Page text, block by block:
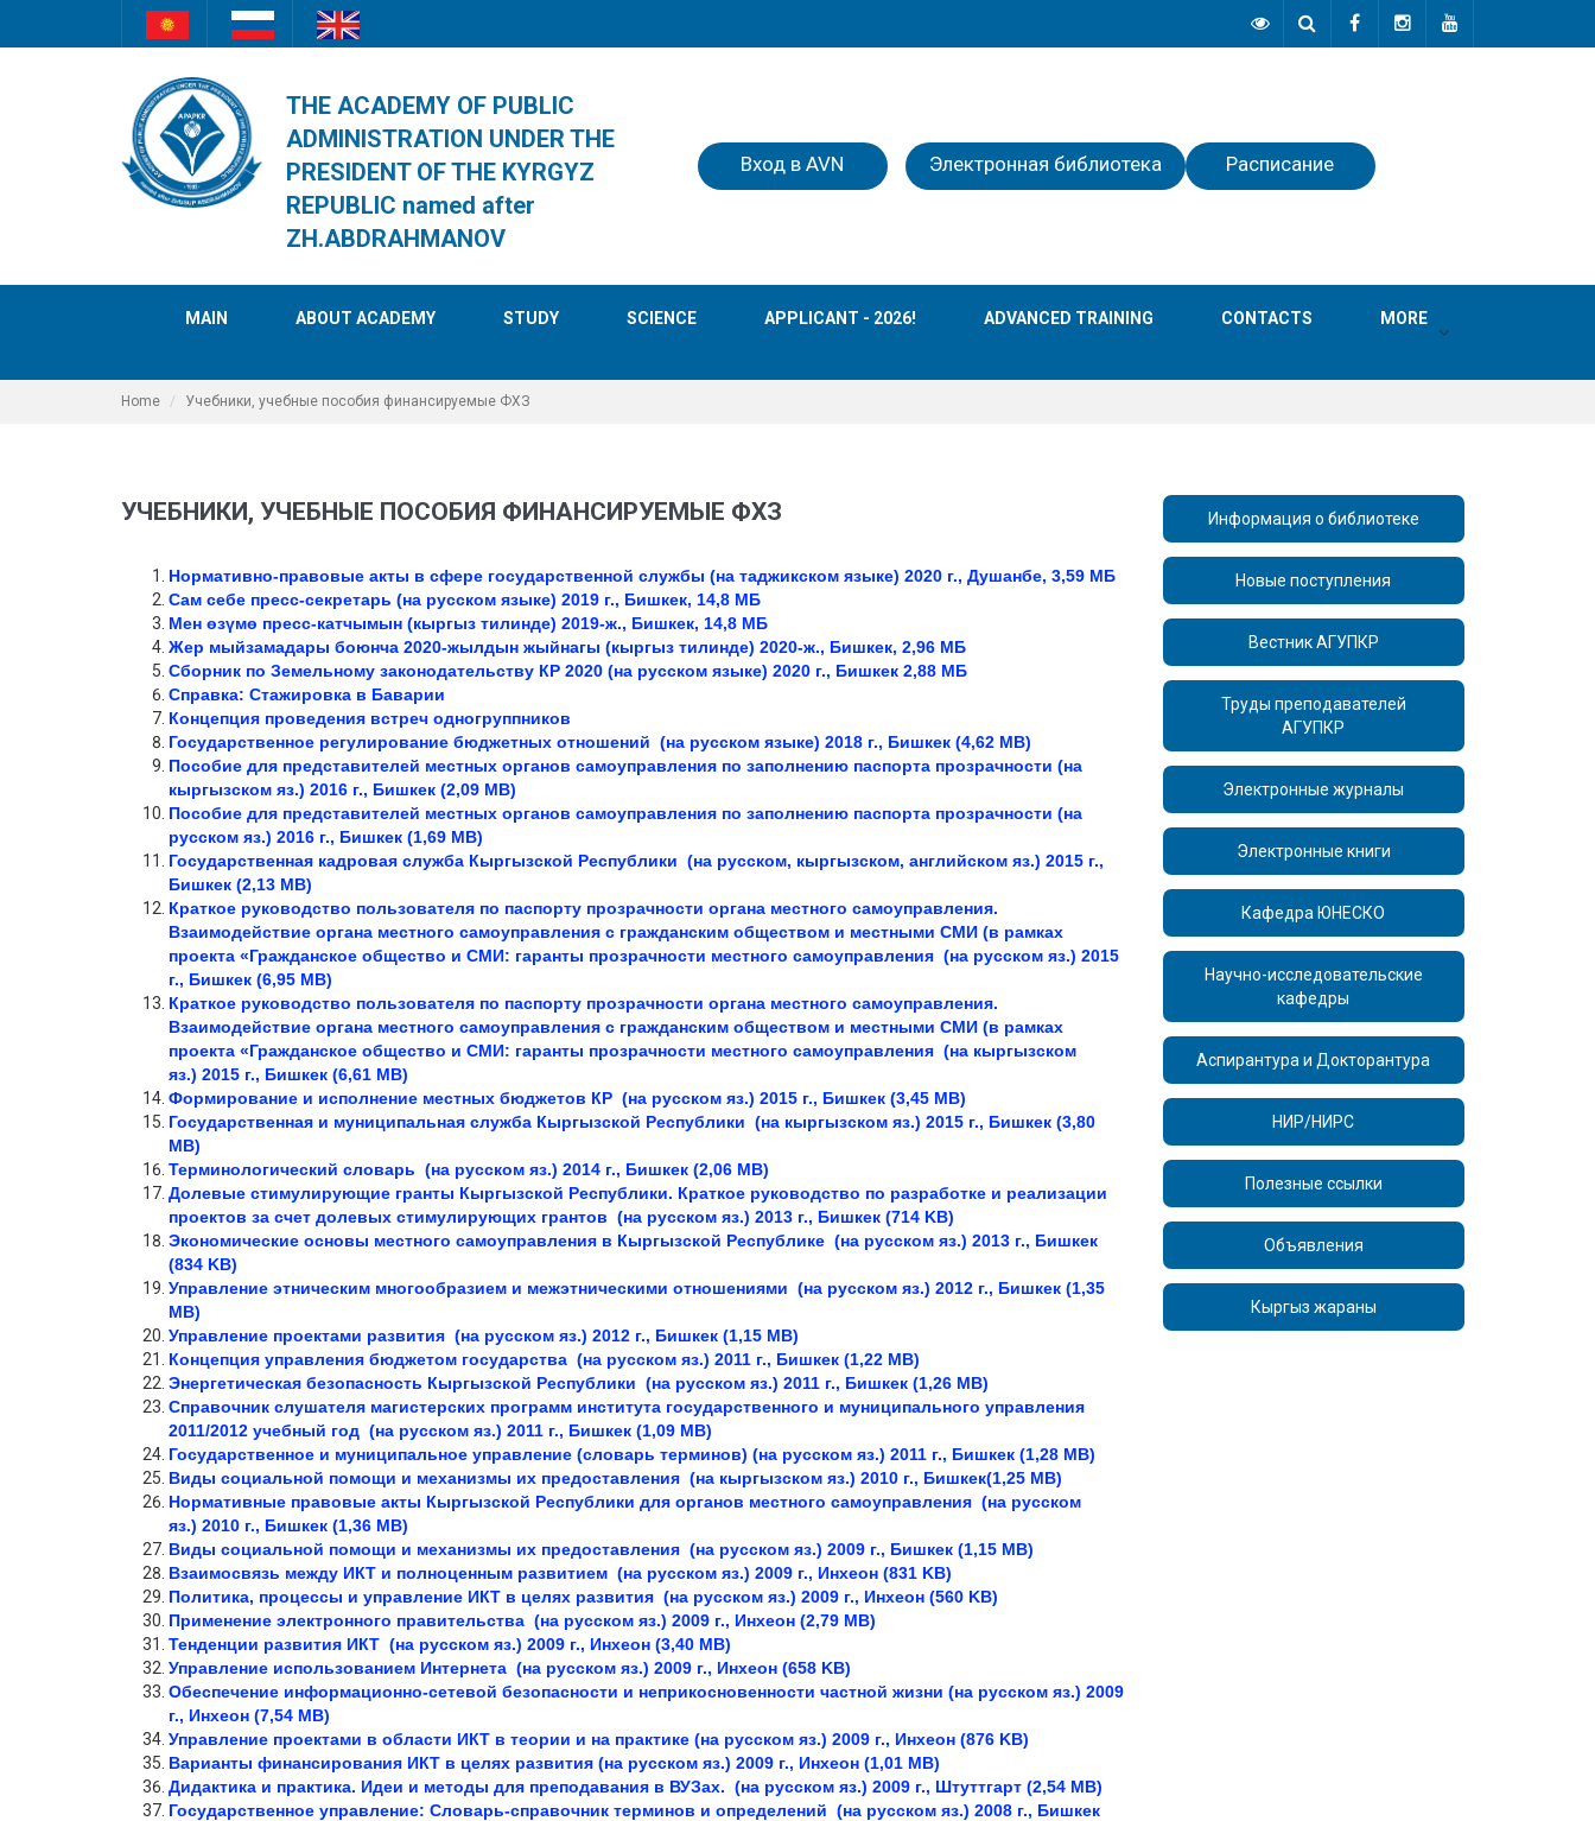
THE ACADEMY OF PUBLIC
ADMINISTRATION UNDER THE
PRESIDENT OF THE KYRGYZ
REPUBLIC named after
ZH.ABDRAHMANOV
Вход в AVN Электронная библиотека Расписание
MAIN ABOUT ACADEMY STUDY SCIENCE APPLICANT - 2026! ADVANCED TRAINING СONTACTS MORE
Home Учебники, учебные пособия финансируемые ФХЗ
УЧЕБНИКИ, УЧЕБНЫЕ ПОСОБИЯ ФИНАНСИРУЕМЫЕ ФХЗ
Нормативно-правовые акты в сфере государственной службы (на таджикском языке) 2020 г., Душанбе, 3,59 МБ
Сам себе пресс-секретарь (на русском языке) 2019 г., Бишкек, 14,8 МБ
Мен өзүмө пресс-катчымын (кыргыз тилинде) 2019-ж., Бишкек, 14,8 МБ
Жер мыйзамадары боюнча 2020-жылдын жыйнагы (кыргыз тилинде) 2020-ж., Бишкек, 2,96 МБ
Сборник по Земельному законодательству КР 2020 (на русском языке) 2020 г., Бишкек 2,88 МБ
Справка: Стажировка в Баварии
Концепция проведения встреч одногруппников
Государственное регулирование бюджетных отношений (на русском языке) 2018 г., Бишкек (4,62 МВ)
Пособие для представителей местных органов самоуправления по заполнению паспорта прозрачности (на
кыргызском яз.) 2016 г., Бишкек (2,09 MB)
Пособие для представителей местных органов самоуправления по заполнению паспорта прозрачности (на
русском яз.) 2016 г., Бишкек (1,69 MB)
Государственная кадровая служба Кыргызской Республики (на русском, кыргызском, английском яз.) 2015 г.,
Бишкек (2,13 MB)
Краткое руководство пользователя по паспорту прозрачности органа местного самоуправления.
Взаимодействие органа местного самоуправления с гражданским обществом и местными СМИ (в рамках
проекта «Гражданское общество и СМИ: гаранты прозрачности местного самоуправления (на русском яз.) 2015
г., Бишкек (6,95 MB)
Краткое руководство пользователя по паспорту прозрачности органа местного самоуправления.
Взаимодействие органа местного самоуправления с гражданским обществом и местными СМИ (в рамках
проекта «Гражданское общество и СМИ: гаранты прозрачности местного самоуправления (на кыргызском
яз.) 2015 г., Бишкек (6,61 MB)
Формирование и исполнение местных бюджетов КР (на русском яз.) 2015 г., Бишкек (3,45 MB)
Государственная и муниципальная служба Кыргызской Республики (на кыргызском яз.) 2015 г., Бишкек (3,80
MB)
Терминологический словарь (на русском яз.) 2014 г., Бишкек (2,06 MB)
Долевые стимулирующие гранты Кыргызской Республики. Краткое руководство по разработке и реализации
проектов за счет долевых стимулирующих грантов (на русском яз.) 2013 г., Бишкек (714 KB)
Экономические основы местного самоуправления в Кыргызской Республике (на русском яз.) 2013 г., Бишкек
(834 KB)
Управление этническим многообразием и межэтническими отношениями (на русском яз.) 2012 г., Бишкек (1,35
MB)
Управление проектами развития (на русском яз.) 2012 г., Бишкек (1,15 MB)
Концепция управления бюджетом государства (на русском яз.) 2011 г., Бишкек (1,22 MB)
Энергетическая безопасность Кыргызской Республики (на русском яз.) 2011 г., Бишкек (1,26 MB)
Справочник слушателя магистерских программ института государственного и муниципального управления
2011/2012 учебный год (на русском яз.) 2011 г., Бишкек (1,09 MB)
Государственное и муниципальное управление (словарь терминов) (на русском яз.) 2011 г., Бишкек (1,28 MB)
Виды социальной помощи и механизмы их предоставления (на кыргызском яз.) 2010 г., Бишкек(1,25 MB)
Нормативные правовые акты Кыргызской Республики для органов местного самоуправления (на русском
яз.) 2010 г., Бишкек (1,36 MB)
Виды социальной помощи и механизмы их предоставления (на русском яз.) 2009 г., Бишкек (1,15 MB)
Взаимосвязь между ИКТ и полноценным развитием (на русском яз.) 2009 г., Инхеон (831 KB)
Политика, процессы и управление ИКТ в целях развития (на русском яз.) 2009 г., Инхеон (560 KB)
Применение электронного правительства (на русском яз.) 2009 г., Инхеон (2,79 MB)
Тенденции развития ИКТ (на русском яз.) 2009 г., Инхеон (3,40 MB)
Управление использованием Интернета (на русском яз.) 2009 г., Инхеон (658 KB)
Обеспечение информационно-сетевой безопасности и неприкосновенности частной жизни (на русском яз.) 2009
г., Инхеон (7,54 MB)
Управление проектами в области ИКТ в теории и на практике (на русском яз.) 2009 г., Инхеон (876 KB)
Варианты финансирования ИКТ в целях развития (на русском яз.) 2009 г., Инхеон (1,01 MB)
Дидактика и практика. Идеи и методы для преподавания в ВУЗах. (на русском яз.) 2009 г., Штуттгарт (2,54 MB)
Государственное управление: Словарь-справочник терминов и определений (на русском яз.) 2008 г., Бишкек
Информация о библиотеке
Новые поступления
Вестник АГУПКР
Труды преподавателей
АГУПКР
Электронные журналы
Электронные книги
Кафедра ЮНЕСКО
Научно-исследовательские
кафедры
Аспирантура и Докторантура
НИР/НИРС
Полезные ссылки
Объявления
Кыргыз жараны